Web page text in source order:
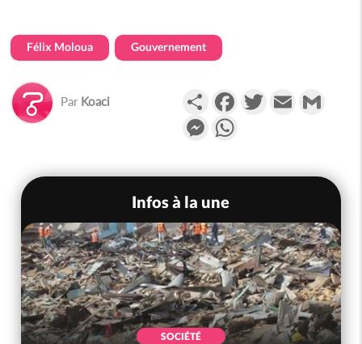
Félix Moloua Gouvernement
Par Koaci PartagerFacebookTwitterEmail
Messenger
Infos à la une
SOCIÉTÉ